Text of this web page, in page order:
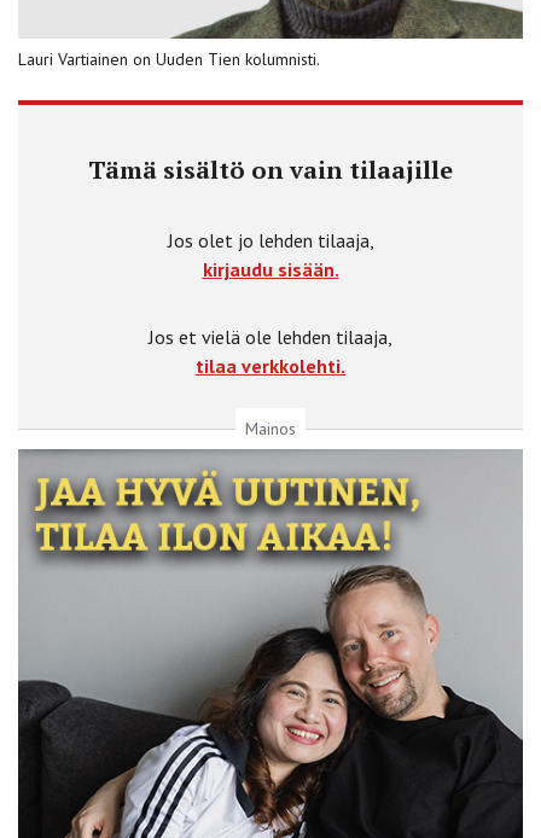
Lauri Vartiainen on Uuden Tien kolumnisti.
Tämä sisältö on vain tilaajille
Jos olet jo lehden tilaaja,
kirjaudu sisään.
Jos et vielä ole lehden tilaaja,
tilaa verkkolehti.
Mainos